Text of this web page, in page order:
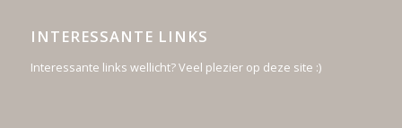
INTERESSANTE LINKS
Interessante links wellicht? Veel plezier op deze site :)